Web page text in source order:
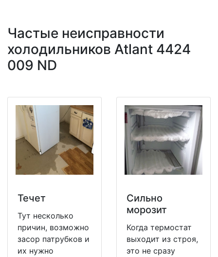
Частые неисправности
холодильников Atlant 4424
009 ND
Течет
Тут несколько
причин, возможно
засор патрубков и
их нужно
Сильно
морозит
Когда термостат
выходит из строя,
это не сразу